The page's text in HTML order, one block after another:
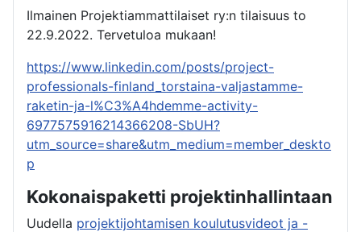
Ilmainen Projektiammattilaiset ry:n tilaisuus to
22.9.2022. Tervetuloa mukaan!
https://www.linkedin.com/posts/project-
professionals-finland_torstaina-valjastamme-
raketin-ja-l%C3%A4hdemme-activity-
6977575916214366208-SbUH?
utm_source=share&utm_medium=member_deskto
p
Kokonaispaketti projektinhallintaan
Uudella projektijohtamisen koulutusvideot ja -